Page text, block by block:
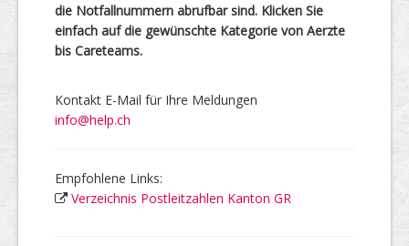
die Notfallnummern abrufbar sind. Klicken Sie
einfach auf die gewünschte Kategorie von Aerzte
bis Careteams.
Kontakt E-Mail für Ihre Meldungen
info@help.ch
Empfohlene Links:
Verzeichnis Postleitzahlen Kanton GR